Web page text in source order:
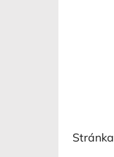
Stránka